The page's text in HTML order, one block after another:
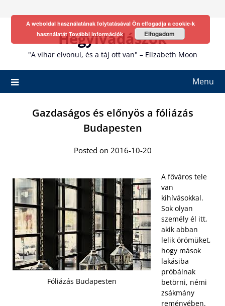
Hegyivadászok
"A vihar elvonul, és a táj ott van" – Elizabeth Moon
Menu
Gazdaságos és előnyös a fóliázás
Budapesten
Posted on 2016-10-20
Fóliázás Budapesten
A főváros tele
van
kihívásokkal.
Sok olyan
személy él itt,
akik abban
lelik örömüket,
hogy mások
lakásiba
próbálnak
betörni, némi
zsákmány
reményében.
A weboldal használatának folytatásával Ön elfogadja a cookie-k
használatátTovábbi információk Elfogadom